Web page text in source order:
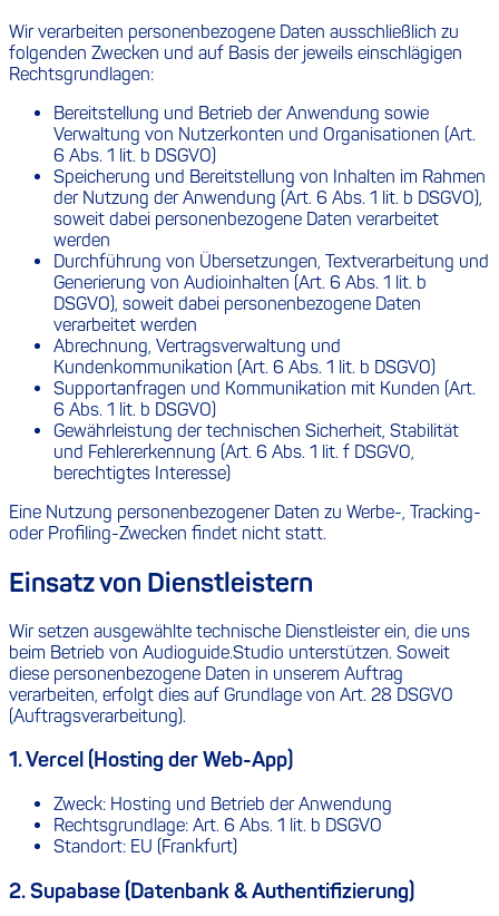
Wir verarbeiten personenbezogene Daten ausschließlich zu
folgenden Zwecken und auf Basis der jeweils einschlägigen
Rechtsgrundlagen:
Bereitstellung und Betrieb der Anwendung sowie
Verwaltung von Nutzerkonten und Organisationen (Art.
6 Abs. 1 lit. b DSGVO)
Speicherung und Bereitstellung von Inhalten im Rahmen
der Nutzung der Anwendung (Art. 6 Abs. 1 lit. b DSGVO),
soweit dabei personenbezogene Daten verarbeitet
werden
Durchführung von Übersetzungen, Textverarbeitung und
Generierung von Audioinhalten (Art. 6 Abs. 1 lit. b
DSGVO), soweit dabei personenbezogene Daten
verarbeitet werden
Abrechnung, Vertragsverwaltung und
Kundenkommunikation (Art. 6 Abs. 1 lit. b DSGVO)
Supportanfragen und Kommunikation mit Kunden (Art.
6 Abs. 1 lit. b DSGVO)
Gewährleistung der technischen Sicherheit, Stabilität
und Fehlererkennung (Art. 6 Abs. 1 lit. f DSGVO,
berechtigtes Interesse)
Eine Nutzung personenbezogener Daten zu Werbe-, Tracking-
oder Profiling-Zwecken findet nicht statt.
Einsatz von Dienstleistern
Wir setzen ausgewählte technische Dienstleister ein, die uns
beim Betrieb von Audioguide.Studio unterstützen. Soweit
diese personenbezogene Daten in unserem Auftrag
verarbeiten, erfolgt dies auf Grundlage von Art. 28 DSGVO
(Auftragsverarbeitung).
1. Vercel (Hosting der Web-App)
Zweck: Hosting und Betrieb der Anwendung
Rechtsgrundlage: Art. 6 Abs. 1 lit. b DSGVO
Standort: EU (Frankfurt)
2. Supabase (Datenbank & Authentifizierung)